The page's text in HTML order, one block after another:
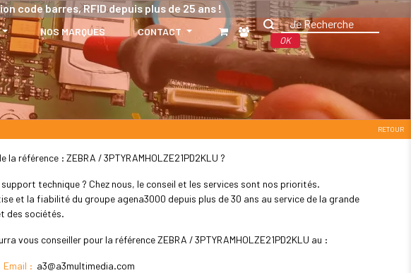
code barres, RFID depuis plus de 25 ans !
NOS MARQUES CONTACT
OK
RETOUR
référence : ZEBRA / 3PTYRAMHOLZE21PD2KLU ?
technique ? Chez nous, le conseil et les services sont nos priorités.
et la fiabilité du groupe agena3000 depuis plus de 30 ans au service de la grande
des sociétés.
vous conseiller pour la référence ZEBRA / 3PTYRAMHOLZE21PD2KLU au :
: a3@a3multimedia.com